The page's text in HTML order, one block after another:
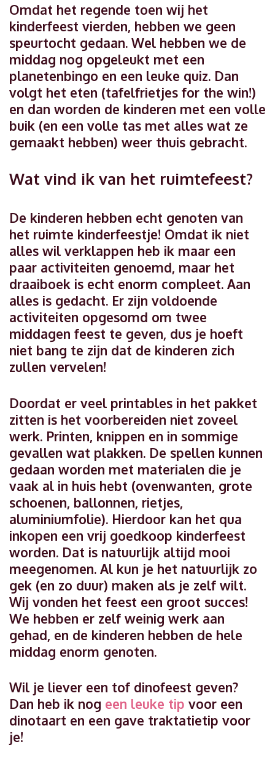
Omdat het regende toen wij het
kinderfeest vierden, hebben we geen
speurtocht gedaan. Wel hebben we de
middag nog opgeleukt met een
planetenbingo en een leuke quiz. Dan
volgt het eten (tafelfrietjes for the win!)
en dan worden de kinderen met een volle
buik (en een volle tas met alles wat ze
gemaakt hebben) weer thuis gebracht.
Wat vind ik van het ruimtefeest?
De kinderen hebben echt genoten van
het ruimte kinderfeestje! Omdat ik niet
alles wil verklappen heb ik maar een
paar activiteiten genoemd, maar het
draaiboek is echt enorm compleet. Aan
alles is gedacht. Er zijn voldoende
activiteiten opgesomd om twee
middagen feest te geven, dus je hoeft
niet bang te zijn dat de kinderen zich
zullen vervelen!
Doordat er veel printables in het pakket
zitten is het voorbereiden niet zoveel
werk. Printen, knippen en in sommige
gevallen wat plakken. De spellen kunnen
gedaan worden met materialen die je
vaak al in huis hebt (ovenwanten, grote
schoenen, ballonnen, rietjes,
aluminiumfolie). Hierdoor kan het qua
inkopen een vrij goedkoop kinderfeest
worden. Dat is natuurlijk altijd mooi
meegenomen. Al kun je het natuurlijk zo
gek (en zo duur) maken als je zelf wilt.
Wij vonden het feest een groot succes!
We hebben er zelf weinig werk aan
gehad, en de kinderen hebben de hele
middag enorm genoten.
Wil je liever een tof dinofeest geven?
Dan heb ik nog een leuke tip voor een
dinotaart en een gave traktatietip voor
je!